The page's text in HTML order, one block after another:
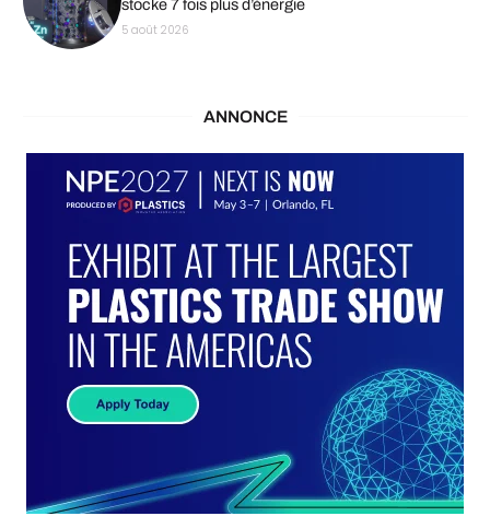
stocke 7 fois plus d’énergie
5 août 2026
ANNONCE